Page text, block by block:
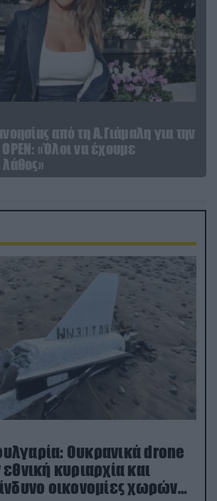
από τη Α.Γιάμαλη για την
«Όλοι να έχουμε
Ουκρανικά drone
κυριαρχία και
οικονομίες χωρών